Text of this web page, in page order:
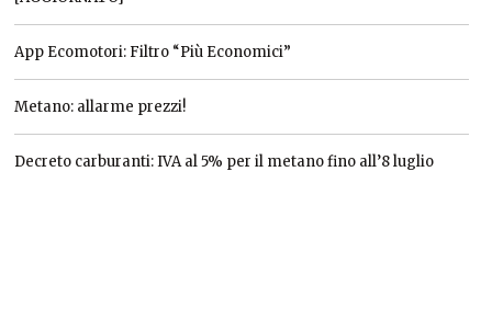
App Ecomotori: Filtro “Più Economici”
Metano: allarme prezzi!
Decreto carburanti: IVA al 5% per il metano fino all’8 luglio